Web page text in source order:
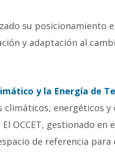
su posicionamiento
y adaptación al
y la Energía de
energéticos y
OCCET, gestionado en
de referencia para